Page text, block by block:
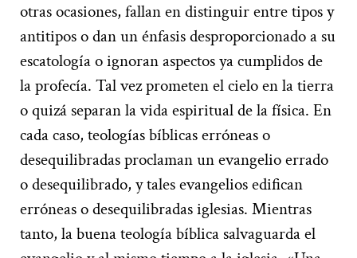
otras ocasiones, fallan en distinguir entre tipos y
antitipos o dan un énfasis desproporcionado a su
escatología o ignoran aspectos ya cumplidos de
la profecía. Tal vez prometen el cielo en la tierra
o quizá separan la vida espiritual de la física. En
cada caso, teologías bíblicas erróneas o
desequilibradas proclaman un evangelio errado
o desequilibrado, y tales evangelios edifican
erróneas o desequilibradas iglesias. Mientras
tanto, la buena teología bíblica salvaguarda el